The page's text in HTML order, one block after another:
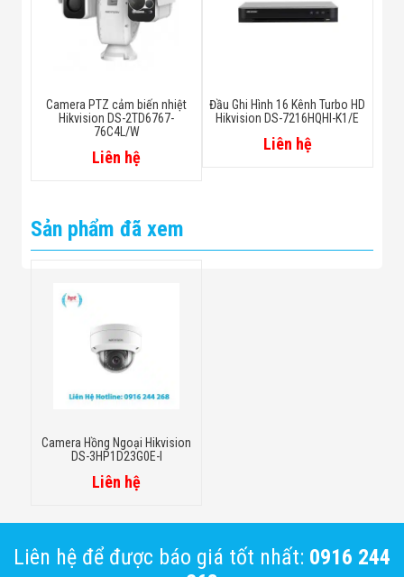
Camera PTZ cảm biến nhiệt
Hikvision DS-2TD6767-
76C4L/W
Liên hệ
Đầu Ghi Hình 16 Kênh Turbo HD
Hikvision DS-7216HQHI-K1/E
Liên hệ
Sản phẩm đã xem
Camera Hồng Ngoại Hikvision
DS-3HP1D23G0E-I
Liên hệ
Liên hệ để được báo giá tốt nhất: 0916 244